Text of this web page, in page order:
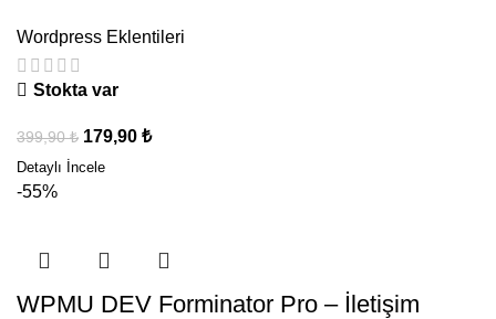
Wordpress Eklentileri
Stokta var
399,90₺ 179,90 ₺
-55%
WPMU DEV Forminator Pro – İletişim